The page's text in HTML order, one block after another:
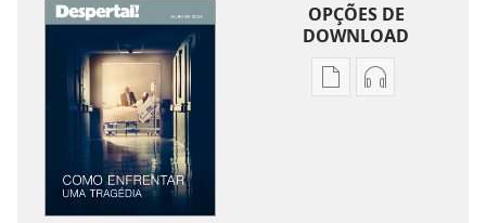
OPÇÕES DE
DOWNLOAD
OpçõesOpções